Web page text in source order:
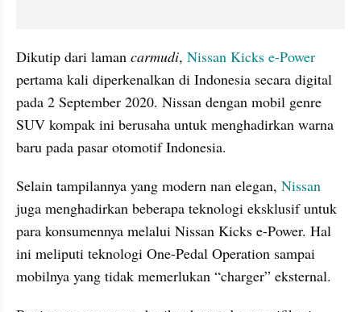
Dikutip dari laman carmudi, Nissan Kicks e-Power
pertama kali diperkenalkan di Indonesia secara digital
pada 2 September 2020. Nissan dengan mobil genre
SUV kompak ini berusaha untuk menghadirkan warna
baru pada pasar otomotif Indonesia.
Selain tampilannya yang modern nan elegan, Nissan
juga menghadirkan beberapa teknologi eksklusif untuk
para konsumennya melalui Nissan Kicks e-Power. Hal
ini meliputi teknologi One-Pedal Operation sampai
mobilnya yang tidak memerlukan “charger” eksternal.